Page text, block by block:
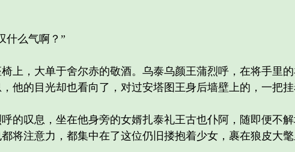
么气啊？”
，大单于舍尔赤的敬酒。乌泰乌颜王蒲烈呼，在将手里的
他的目光却也看向了，对过安塔图王身后墙壁上的，一把挂
叹息，坐在他身旁的女婿扎泰礼王古也仆阿，随即便不解
将注意力，都集中在了这位仍旧搂抱着少女，裹在狼皮大氅